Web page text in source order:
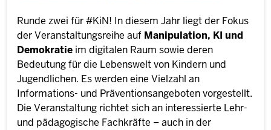
Runde zwei für #KiN! In diesem Jahr liegt der Fokus
der Veranstaltungsreihe auf Manipulation, KI und
Demokratie im digitalen Raum sowie deren
Bedeutung für die Lebenswelt von Kindern und
Jugendlichen. Es werden eine Vielzahl an
Informations- und Präventionsangeboten vorgestellt.
Die Veranstaltung richtet sich an interessierte Lehr-
und pädagogische Fachkräfte – auch in der